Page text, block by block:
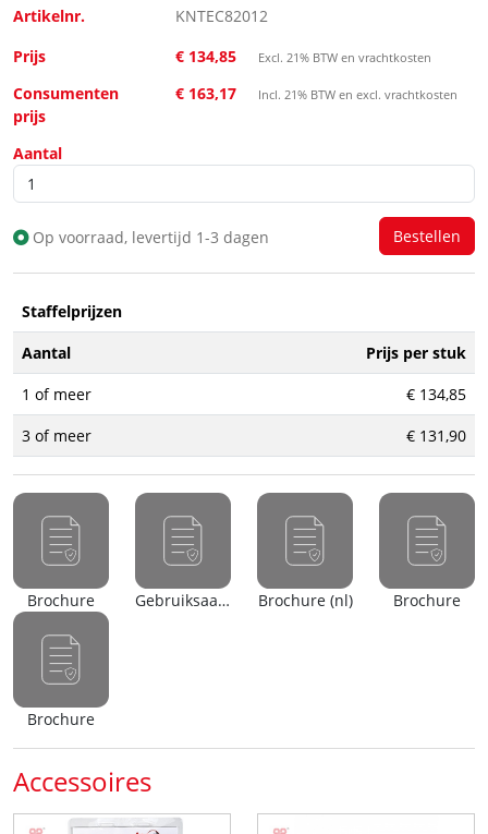
Artikelnr.
KNTEC82012
Prijs
€ 134,85 Excl. 21% BTW en vrachtkosten
Consumenten
prijs
€ 163,17 Incl. 21% BTW en excl. vrachtkosten
Aantal
Op voorraad, levertijd 1-3 dagen
Staffelprijzen
Aantal
Prijs per stuk
1 of meer
€ 134,85
3 of meer
€ 131,90
Brochure Gebruiksaanwijzing Brochure (nl) Brochure
Brochure
Accessoires